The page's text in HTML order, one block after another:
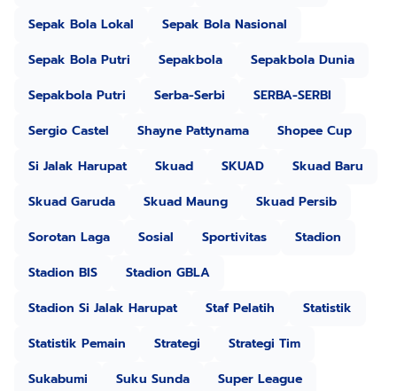
Sepak Bola Lokal
Sepak Bola Nasional
Sepak Bola Putri
Sepakbola
Sepakbola Dunia
Sepakbola Putri
Serba-Serbi
SERBA-SERBI
Sergio Castel
Shayne Pattynama
Shopee Cup
Si Jalak Harupat
Skuad SKUAD
Skuad Baru
Skuad Garuda
Skuad Maung
Skuad Persib
Sorotan Laga
Sosial Sportivitas
Stadion
Stadion BIS
Stadion GBLA
Stadion Si Jalak Harupat
Staf Pelatih
Statistik
Statistik Pemain
Strategi
Strategi Tim
Sukabumi
Suku Sunda
Super League